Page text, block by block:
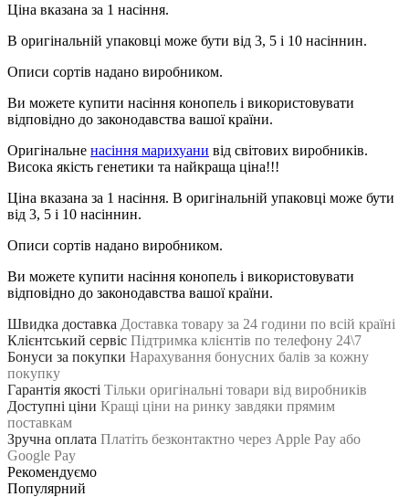
Ціна вказана за 1 насіння.
В оригінальній упаковці може бути від 3, 5 і 10 насіннин.
Описи сортів надано виробником.
Ви можете купити насіння конопель і використовувати
відповідно до законодавства вашої країни.
Оригінальне насіння марихуани від світових виробників.
Висока якість генетики та найкраща ціна!!!
Ціна вказана за 1 насіння. В оригінальній упаковці може бути
від 3, 5 і 10 насіннин.
Описи сортів надано виробником.
Ви можете купити насіння конопель і використовувати
відповідно до законодавства вашої країни.
Швидка доставка Доставка товару за 24 години по всій країні
Клієнтський сервіс Підтримка клієнтів по телефону 24\7
Бонуси за покупки Нарахування бонусних балів за кожну
покупку
Гарантія якості Тільки оригінальні товари від виробників
Доступні ціни Кращі ціни на ринку завдяки прямим
поставкам
Зручна оплата Платіть безконтактно через Apple Pay або
Google Pay
Рекомендуємо
Популярний